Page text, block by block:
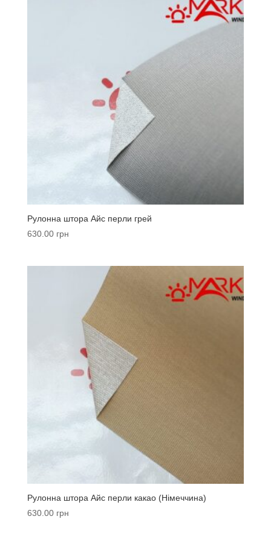
Рулонна штора Айс перли грей
630.00грн
Рулонна штора Айс перли какао (Німеччина)
630.00грн